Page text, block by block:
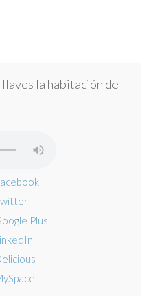
la habitación de